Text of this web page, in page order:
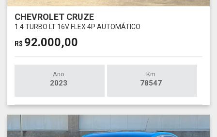
CHEVROLET CRUZE
1.4 TURBO LT 16V FLEX 4P AUTOMÁTICO
R$ 92.000,00
Ano
2023
Km
78547